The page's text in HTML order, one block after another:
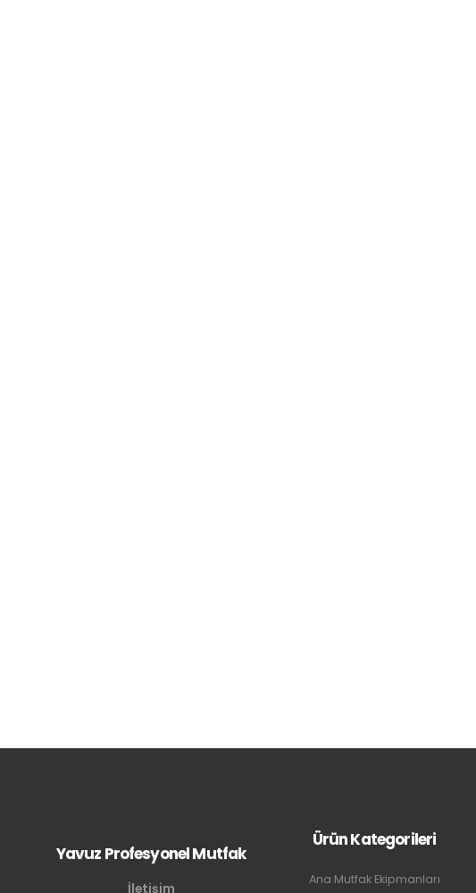
Yavuz Profesyonel Mutfak
İletişim
Ürün Kategorileri
Ana Mutfak Ekipmanları